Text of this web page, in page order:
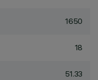
1650
18
51.33